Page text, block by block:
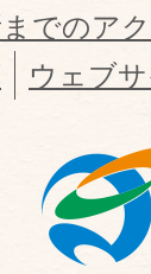
でのア
ウェブ